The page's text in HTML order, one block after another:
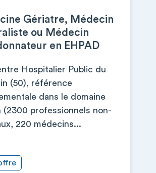
Gériatre, Médecin
ou Médecin
en EHPAD
Hospitalier Public du
(50), référence
dans le domaine
(2300 professionnels non-
220 médecins...